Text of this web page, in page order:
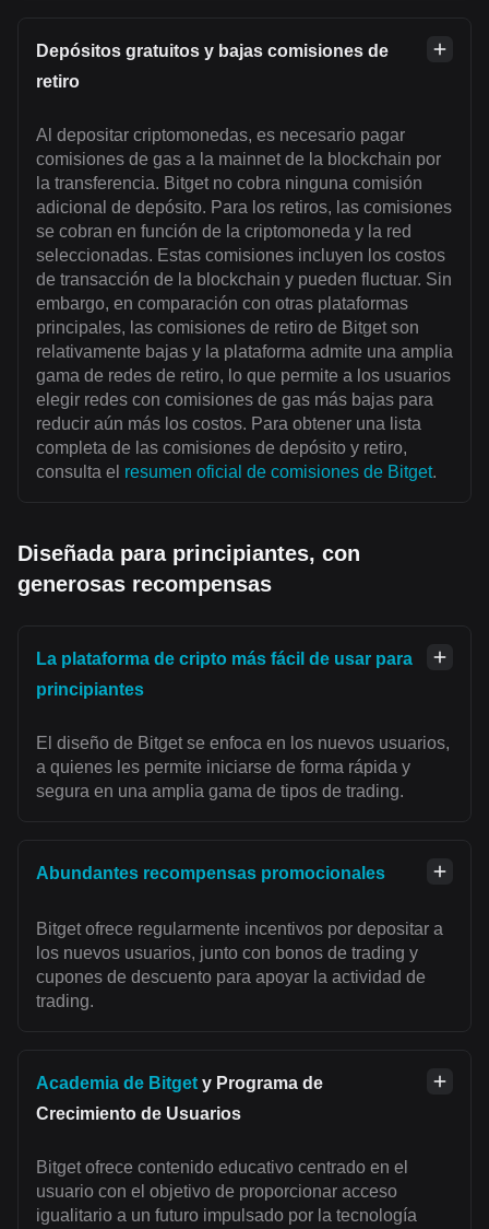
Depósitos gratuitos y bajas comisiones de
retiro
Al depositar criptomonedas, es necesario pagar
comisiones de gas a la mainnet de la blockchain por
la transferencia. Bitget no cobra ninguna comisión
adicional de depósito. Para los retiros, las comisiones
se cobran en función de la criptomoneda y la red
seleccionadas. Estas comisiones incluyen los costos
de transacción de la blockchain y pueden fluctuar. Sin
embargo, en comparación con otras plataformas
principales, las comisiones de retiro de Bitget son
relativamente bajas y la plataforma admite una amplia
gama de redes de retiro, lo que permite a los usuarios
elegir redes con comisiones de gas más bajas para
reducir aún más los costos. Para obtener una lista
completa de las comisiones de depósito y retiro,
consulta el resumen oficial de comisiones de Bitget.
Diseñada para principiantes, con
generosas recompensas
La plataforma de cripto más fácil de usar para
principiantes
El diseño de Bitget se enfoca en los nuevos usuarios,
a quienes les permite iniciarse de forma rápida y
segura en una amplia gama de tipos de trading.
Abundantes recompensas promocionales
Bitget ofrece regularmente incentivos por depositar a
los nuevos usuarios, junto con bonos de trading y
cupones de descuento para apoyar la actividad de
trading.
Academia de Bitget y Programa de
Crecimiento de Usuarios
Bitget ofrece contenido educativo centrado en el
usuario con el objetivo de proporcionar acceso
igualitario a un futuro impulsado por la tecnología